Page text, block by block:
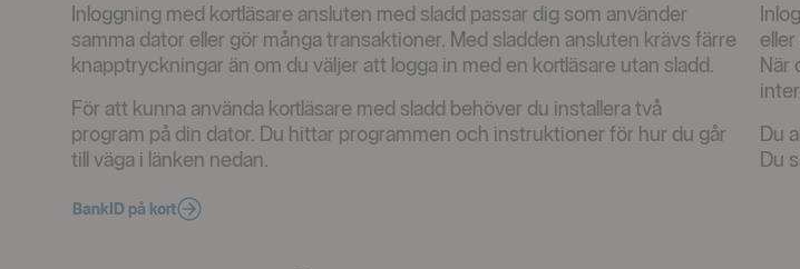
Inloggning med kortläsare ansluten med sladd passar dig som använder
samma dator eller gör många transaktioner. Med sladden ansluten krävs färre
knapptryckningar än om du väljer att logga in med en kortläsare utan sladd.
För att kunna använda kortläsare med sladd behöver du installera två
program på din dator. Du hittar programmen och instruktioner för hur du går
till väga i länken nedan.
BankID på kort
När
Du
Du